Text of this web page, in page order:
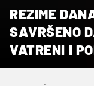
REZIME
SAVRŠENO
VATRENI I